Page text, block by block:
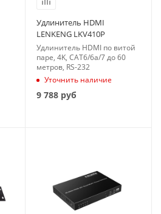
Удлинитель HDMI
LENKENG LKV410P
Удлинитель HDMI по витой
паре, 4K, CAT6/6a/7 до 60
метров, RS-232
Уточнить наличие
9 788 руб